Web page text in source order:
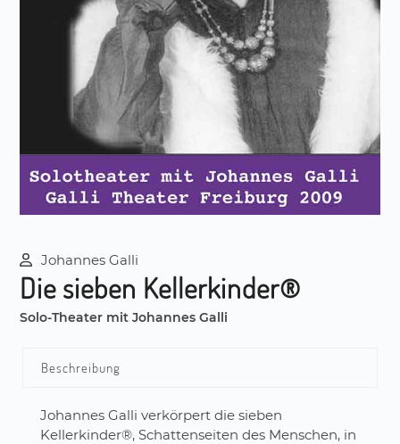
Johannes Galli
Die sieben Kellerkinder®
Solo-Theater mit Johannes Galli
Beschreibung
Johannes Galli verkörpert die sieben
Kellerkinder®, Schattenseiten des Menschen, in